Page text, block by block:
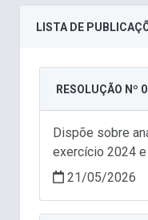
LISTA DE
RESOLUÇÃO Nº
Dispõe sobre
exercício 2024
21/05/2026